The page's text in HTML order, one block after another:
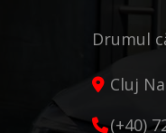
Drumul
Cluj
(+40)